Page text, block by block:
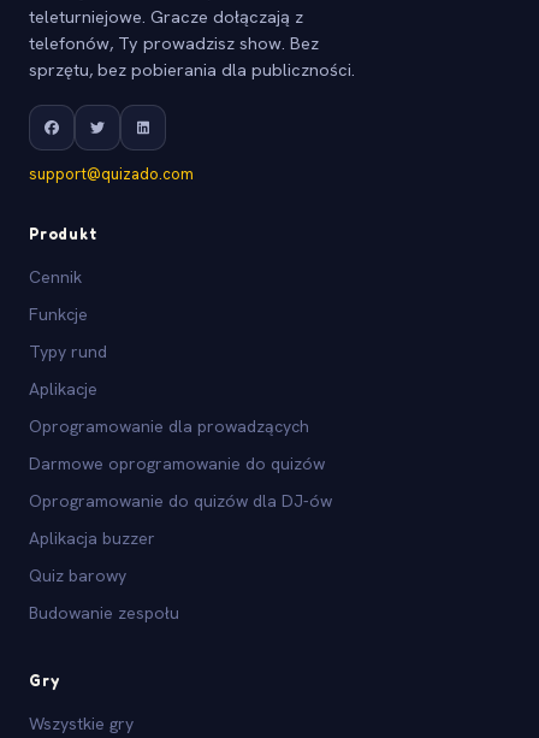
teleturniejowe. Gracze dołączają z
telefonów, Ty prowadzisz show. Bez
sprzętu, bez pobierania dla publiczności.
support@quizado.com
Produkt
Cennik
Funkcje
Typy rund
Aplikacje
Oprogramowanie dla prowadzących
Darmowe oprogramowanie do quizów
Oprogramowanie do quizów dla DJ-ów
Aplikacja buzzer
Quiz barowy
Budowanie zespołu
Gry
Wszystkie gry